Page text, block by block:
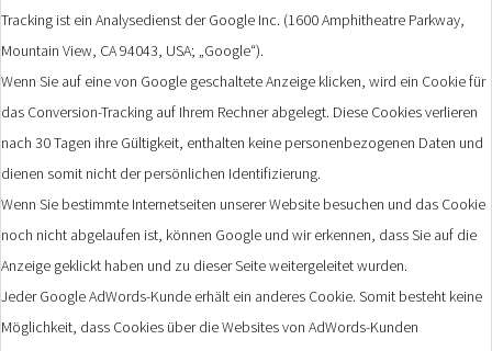
Tracking ist ein Analysedienst der Google Inc. (1600 Amphitheatre Parkway,
Mountain View, CA 94043, USA; „Google“).
Wenn Sie auf eine von Google geschaltete Anzeige klicken, wird ein Cookie für
das Conversion-Tracking auf Ihrem Rechner abgelegt. Diese Cookies verlieren
nach 30 Tagen ihre Gültigkeit, enthalten keine personenbezogenen Daten und
dienen somit nicht der persönlichen Identifizierung.
Wenn Sie bestimmte Internetseiten unserer Website besuchen und das Cookie
noch nicht abgelaufen ist, können Google und wir erkennen, dass Sie auf die
Anzeige geklickt haben und zu dieser Seite weitergeleitet wurden.
Jeder Google AdWords-Kunde erhält ein anderes Cookie. Somit besteht keine
Möglichkeit, dass Cookies über die Websites von AdWords-Kunden